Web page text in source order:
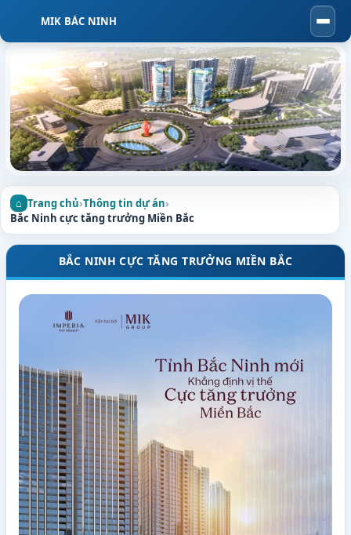
MIK BẮC NINH
Trang chủ›Thông tin dự án›
Bắc Ninh cực tăng trưởng Miền Bắc
BẮC NINH CỰC TĂNG TRƯỞNG MIỀN BẮC